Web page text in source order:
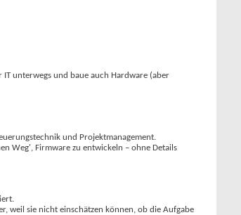
unterwegs und baue auch Hardware (aber
und Projektmanagement.
Weg', Firmware zu entwickeln – ohne Details
weil sie nicht einschätzen können, ob die Aufgabe